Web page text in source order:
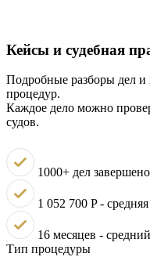
Кейсы и судебная
Подробные разборы дел
процедур.
Каждое дело можно
судов.
1000+ дел завершено
1 052 700 P -
16 месяцев -
Тип процедуры